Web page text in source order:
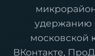
удержанию
московской
ВКонтакте,